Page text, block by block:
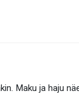
Maku ja haju